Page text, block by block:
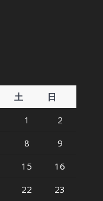
土
日
1
2
8
9
15
16
22 23